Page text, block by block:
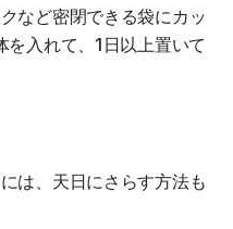
など密閉できる袋にカッ
を入れて、1日以上置いて
は、天日にさらす方法も